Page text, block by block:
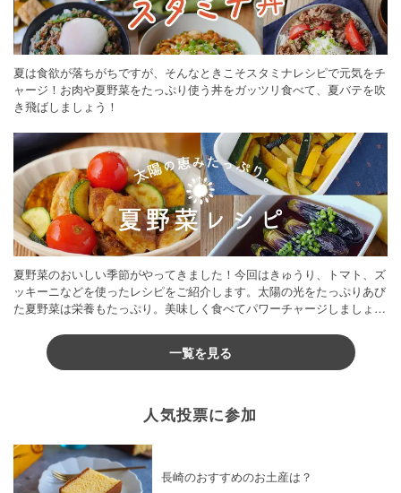
夏は食欲が落ちがちですが、そんなときこそスタミナレシピで元気をチ
ャージ！お肉や夏野菜をたっぷり使う丼をガッツリ食べて、夏バテを吹
き飛ばしましょう！
夏野菜のおいしい季節がやってきました！今回はきゅうり、トマト、ズ
ッキーニなどを使ったレシピをご紹介します。太陽の光をたっぷりあび
た夏野菜は栄養もたっぷり。美味しく食べてパワーチャージしましょう
一覧を見る
人気投票に参加
長崎のおすすめのお土産は？